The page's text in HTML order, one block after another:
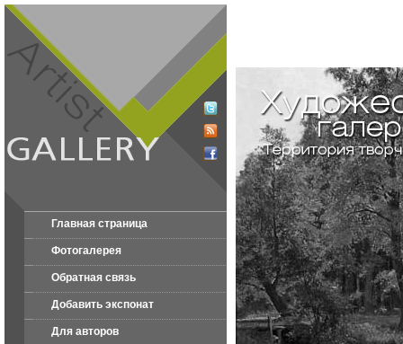
Главная страница
Фотогалерея
Обратная связь
Добавить экспонат
Для авторов